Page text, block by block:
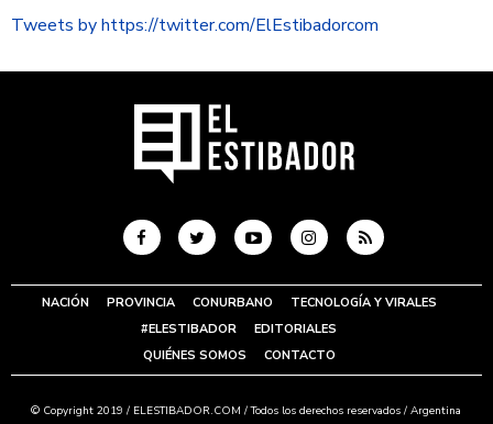
Tweets by https://twitter.com/ElEstibadorcom
NACIÓN PROVINCIA CONURBANO
TECNOLOGÍA Y VIRALES
#ELESTIBADOR
EDITORIALES
QUIÉNES SOMOS
CONTACTO
© Copyright 2019 / ELESTIBADOR.COM / Todos los derechos reservados / Argentina